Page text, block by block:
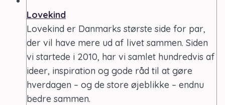
Lovekind
Lovekind er Danmarks største side for par,
der vil have mere ud af livet sammen. Siden
vi startede i 2010, har vi samlet hundredvis af
ideer, inspiration og gode råd til at gøre
hverdagen – og de store øjeblikke – endnu
bedre sammen.